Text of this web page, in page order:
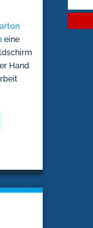
eine
Hand